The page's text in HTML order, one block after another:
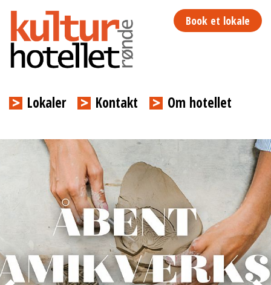
Book et lokale
Lokaler Kontakt Om hotellet
Previous